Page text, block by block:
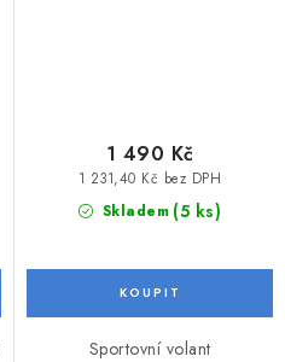
Skladem (5 ks)
1 231,40 Kč bez DPH
1 490 Kč
Sportovní volant